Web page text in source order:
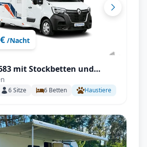
/Nacht
mit Stockbetten und
6 Personen
6Sitze 6 Betten Haustiere